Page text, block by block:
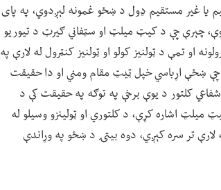
کې ژبه په مستقیم یا غیر مستقیم ډول د ښځو غمونه لېږدوي، په پای
چېرې چې د کیټ میلټ او سټفاني ګیرټ د تیوریو
تمې د ټولنیز کولو او ټولنیز کنټرول له لارې په
چې ښځې اړباسي خپل ټیټ مقام ومني او دا حقیقت
کلتور د یوې برخې په توګه په حقیقت کې د
اشاره کړې، د کلتوري او ټولینزو وسیلو له
لارې تر سره کېږي، دوه بیتۍ د ښځو په وړاندې